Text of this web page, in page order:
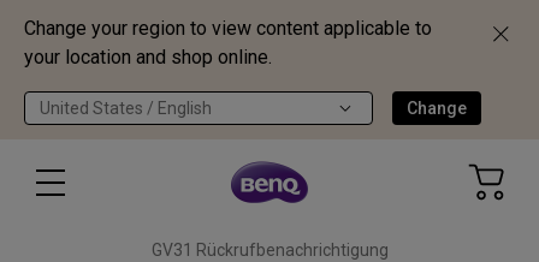
Change your region to view content applicable to
your location and shop online.
United States / English Change
GV31 Rückrufbenachrichtigung